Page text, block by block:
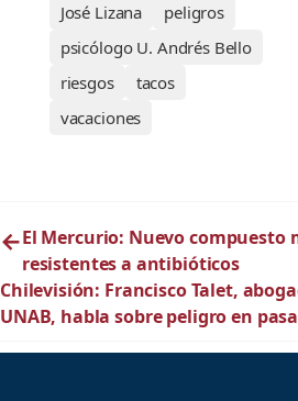
José Lizana
peligros
psicólogo U. Andrés Bello
riesgos
tacos
vacaciones
←El Mercurio: Nuevo compuesto
resistentes a antibióticos
Chilevisión: Francisco Talet,
UNAB, habla sobre peligro en